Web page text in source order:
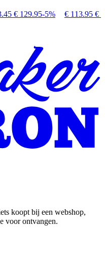
€ 129.95-5% € 113.95 €
koopt bij een webshop,
voor ontvangen.